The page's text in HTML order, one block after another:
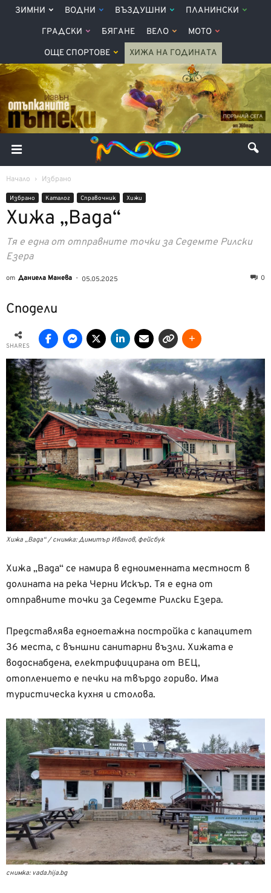
ЗИМНИ ВОДНИ ВЪЗДУШНИ ПЛАНИНСКИ
ГРАДСКИ БЯГАНЕ ВЕЛО МОТО
ОЩЕ СПОРТОВЕ ХИЖА НА ГОДИНАТА
Начало Избрано
Избрано Каталог Справочник Хижи
Хижа „Вада“
Тя е една от отправните точки за Седемте Рилски
Езера
от Даниела Манева - 05.05.2025 0
Сподели
SHARES
Хижа „Вада“ / снимка: Димитър Иванов, фейсбук
Хижа „Вада“ се намира в едноименната местност в
долината на река Черни Искър. Тя е една от
отправните точки за Седемте Рилски Езера.
Представлява едноетажна постройка с капацитет
36 места, с външни санитарни възли. Хижата е
водоснабдена, електрифицирана от ВЕЦ,
отоплението е печки на твърдо гориво. Има
туристическа кухня и столова.
снимка: vada.hija.bg